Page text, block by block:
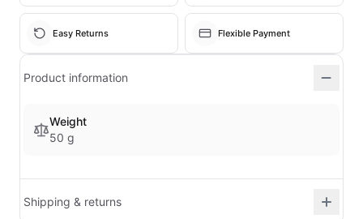
Easy Returns Flexible Payment
Product information
Weight
50 g
Shipping & returns